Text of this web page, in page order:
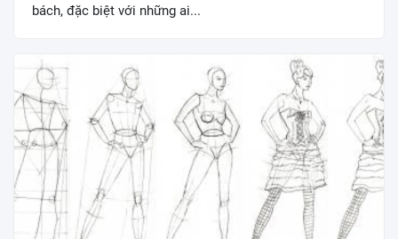
bách, đặc biệt với những ai...